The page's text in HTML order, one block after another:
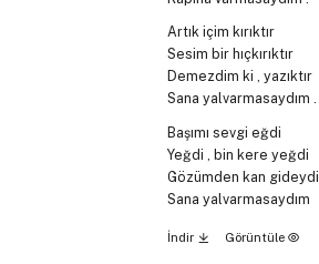
Artık içim kırıktır
Sesim bir hıçkırıktır
Demezdim ki , yazıktır
Sana yalvarmasaydım .
Başımı sevgi eğdi
Yeğdi , bin kere yeğdi
Gözümden kan gideydi
Sana yalvarmasaydım
İndir Görüntüle